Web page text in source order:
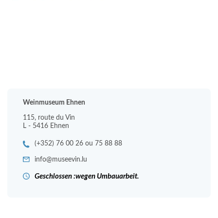
Weinmuseum Ehnen
115, route du Vin
L - 5416 Ehnen
(+352) 76 00 26 ou 75 88 88
info@museevin.lu
Geschlossen :wegen Umbauarbeit.